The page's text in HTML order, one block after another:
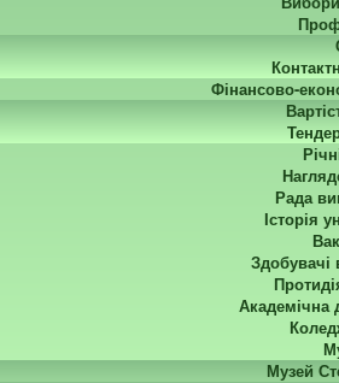
Фінансово-
Рада
Історія
Здобувачі
Академічна
Музей